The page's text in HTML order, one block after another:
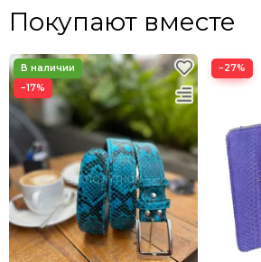
Покупают вместе
−17%
−27%